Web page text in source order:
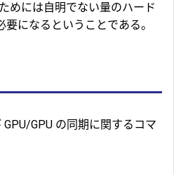
めには自明でない量のハード
になるということである。
GPU の 同期 に関するコマ